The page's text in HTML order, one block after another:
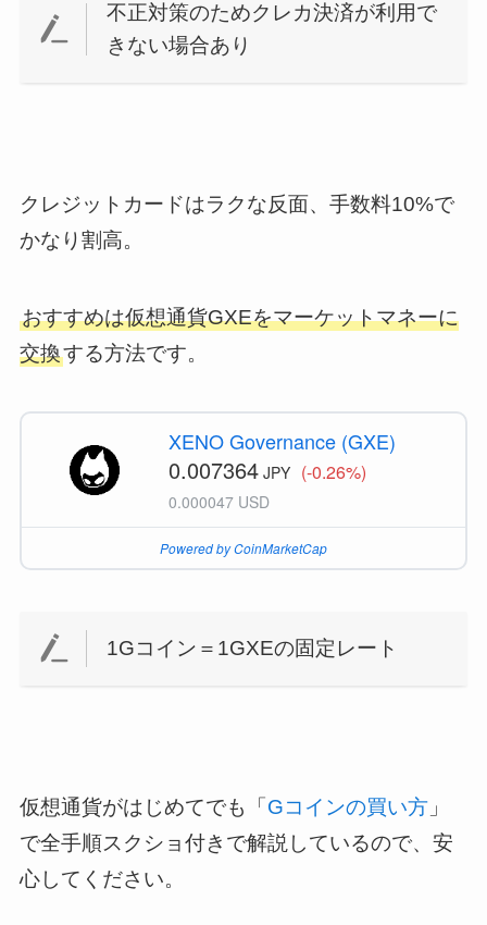
不正対策のためクレカ決済が利用で
きない場合あり
クレジットカードはラクな反面、手数料10%で
かなり割高。
おすすめは仮想通貨GXEをマーケットマネーに
交換する方法です。
XENO Governance (GXE)
0.007364 JPY (-0.26%)
0.000047 USD
Powered by CoinMarketCap
1Gコイン＝1GXEの固定レート
仮想通貨がはじめてでも「 Gコインの買い方」
で全手順スクショ付きで解説しているので、安
心してください。